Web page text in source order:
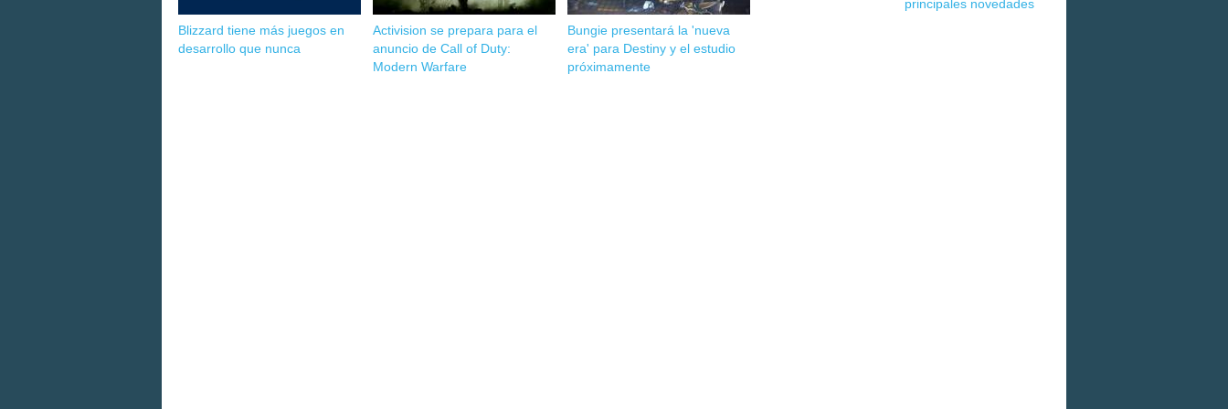
Blizzard tiene más juegos en
desarrollo que nunca
Activision se prepara para el
anuncio de Call of Duty:
Modern Warfare
Bungie presentará la 'nueva
era' para Destiny y el estudio
próximamente
principales novedades